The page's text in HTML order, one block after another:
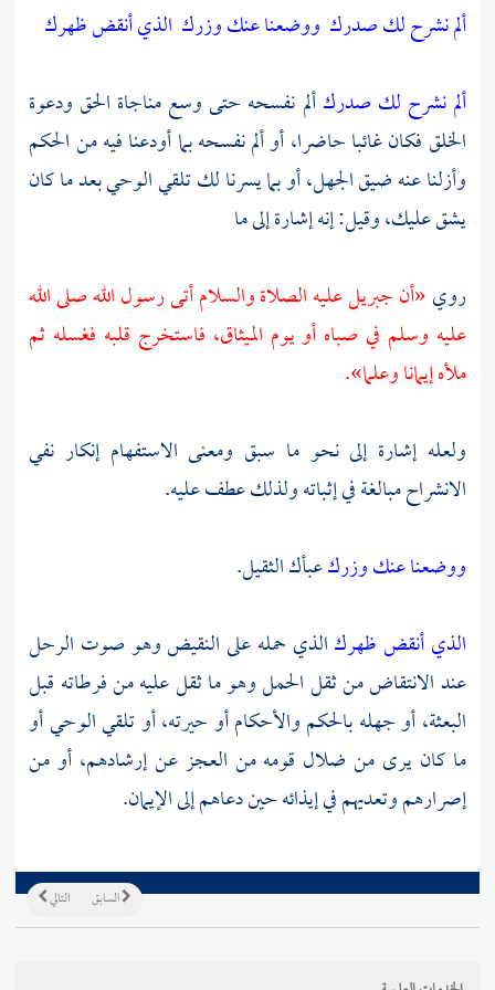
ألم نشرح لك صدرك ووضعنا عنك وزرك الذي أنقض ظهرك
ألم نشرح لك صدركألم نفسحه حتى وسع مناجاة الحق ودعوة
الخلق فكان غائبا حاضرا، أو ألم نفسحه بما أودعنا فيه من الحكم
وأزلنا عنه ضيق الجهل، أو بما يسرنا لك تلقي الوحي بعد ما كان
يشق عليك، وقيل: إنه إشارة إلى ما
روي«أنجبريلعليه الصلاة والسلام أتى رسول الله صلى الله
عليه وسلم في صباه أو يوم الميثاق، فاستخرج قلبه فغسله ثم
ملأه إيمانا وعلما».
ولعله إشارة إلى نحو ما سبق ومعنى الاستفهام إنكار نفي
الانشراح مبالغة في إثباته ولذلك عطف عليه.
ووضعنا عنك وزركعبأك الثقيل.
الذي أنقض ظهركالذي حمله على النقيض وهو صوت الرحل
عند الانتقاض من ثقل الحمل وهو ما ثقل عليه من فرطاته قبل
البعثة، أو جهله بالحكم والأحكام أو حيرته، أو تلقي الوحي أو
ما كان يرى من ضلال قومه من العجز عن إرشادهم، أو من
إصرارهم وتعديهم في إيذائه حين دعاهم إلى الإيمان.
التالي السابق